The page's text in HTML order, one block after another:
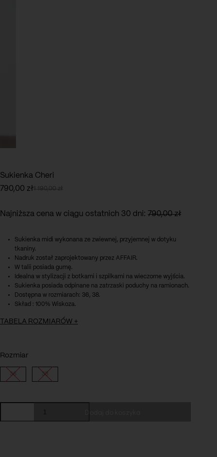
Sukienka Cheri
1 190,00zł
Pierwotna
1
790,00 złAktualna
790,00 zł.
Najniższa cena w ciągu ostatnich 30 dni: 790,00 zł
Sukienka midi wykonana ze zwiewnej, przyjemnej w dotyku
tkaniny.
Nadruk został zaprojektowany przez AFFAIR.
W talii posiada gumę.
Idealna w stylizacji z botkami i szpilkami na wieczorne wyjścia.
Sukienka posiada odpinane na zatrzaski poduchy na ramionach.
Dostępna w rozmiarach: 36, 38.
Skład : 100% Wiskoza.
TABELA ROZMIARÓW +
Rozmiar
36 38
Cheri